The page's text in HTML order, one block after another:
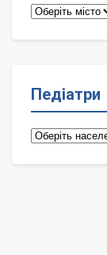
Терапевти
Педіатри
Педіатри